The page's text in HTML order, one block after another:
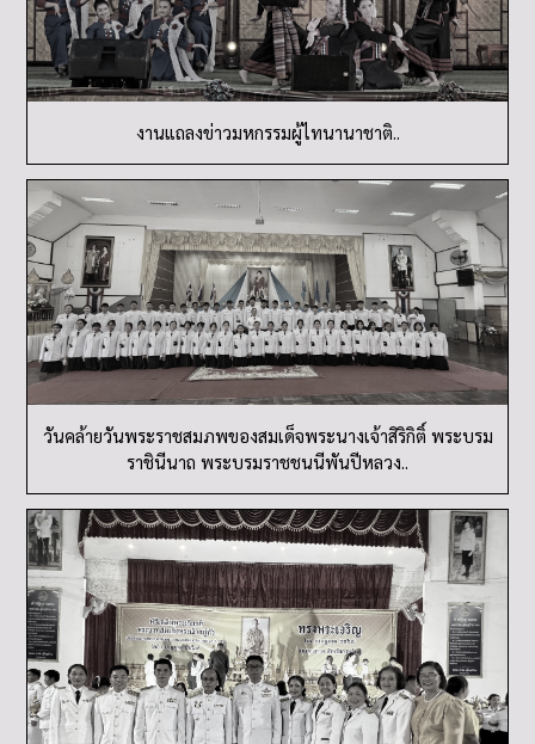
งานแถลงข่าวมหกรรมผู้ไทนานาชาติ..
วันคล้ายวันพระราชสมภพของสมเด็จพระนางเจ้าสิริกิติ์ พระบรม
ราชินีนาถ พระบรมราชชนนีพันปีหลวง..